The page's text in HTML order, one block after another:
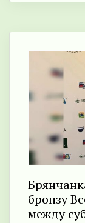
бронзу
между